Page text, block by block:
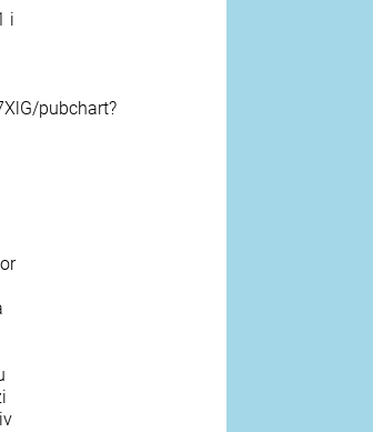
i
pubchart?